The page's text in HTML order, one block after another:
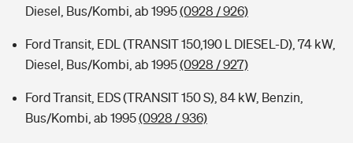
Diesel, Bus/Kombi, ab 1995(0928 / 926)
Ford Transit, EDL (TRANSIT 150,190 L DIESEL-D), 74 kW,
Diesel, Bus/Kombi, ab 1995(0928 / 927)
Ford Transit, EDS (TRANSIT 150 S), 84 kW, Benzin,
Bus/Kombi, ab 1995(0928 / 936)